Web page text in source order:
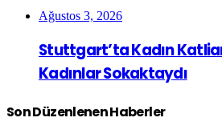
Ağustos 3, 2026
Stuttgart’ta Kadın
Kadınlar Sokaktaydı
Son Düzenlenen Haberler